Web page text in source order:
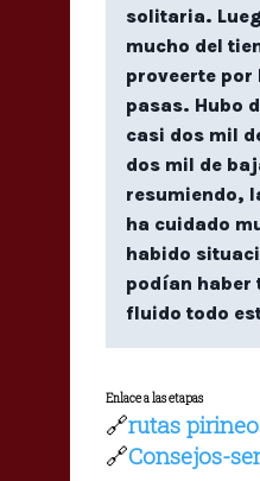
solitaria.
mucho del
proveerte por
pasas. Hubo
casi dos mil
dos mil de
resumiendo,
ha cuidado
habido
podían haber
fluido todo
Enlace a las etapas
🔗rutas
🔗Consejos-